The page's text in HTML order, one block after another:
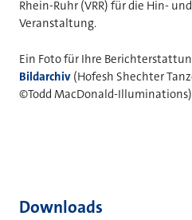
Rhein-Ruhr (VRR) für die Hin-
Veranstaltung.
Ein Foto für Ihre
Bildarchiv (Hofesh Shechter
©Todd MacDonald-Illuminations)
Downloads